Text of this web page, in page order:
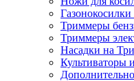
Триммеры
Триммеры
Насадки на
Культиваторы